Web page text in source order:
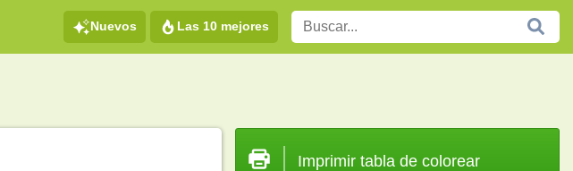
Nuevos Las 10 mejores
Imprimir tabla de colorear